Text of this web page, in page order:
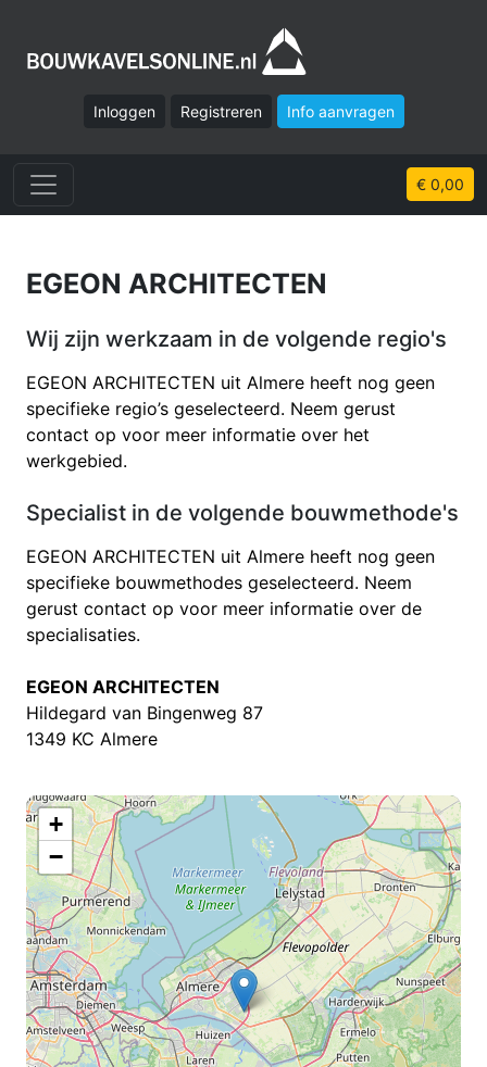
Inloggen Registreren Info aanvragen
€ 0,00
EGEON ARCHITECTEN
Wij zijn werkzaam in de volgende regio's
EGEON ARCHITECTEN uit Almere heeft nog geen
specifieke regio’s geselecteerd. Neem gerust
contact op voor meer informatie over het
werkgebied.
Specialist in de volgende bouwmethode's
EGEON ARCHITECTEN uit Almere heeft nog geen
specifieke bouwmethodes geselecteerd. Neem
gerust contact op voor meer informatie over de
specialisaties.
EGEON ARCHITECTEN
Hildegard van Bingenweg 87
1349 KC Almere
+
−